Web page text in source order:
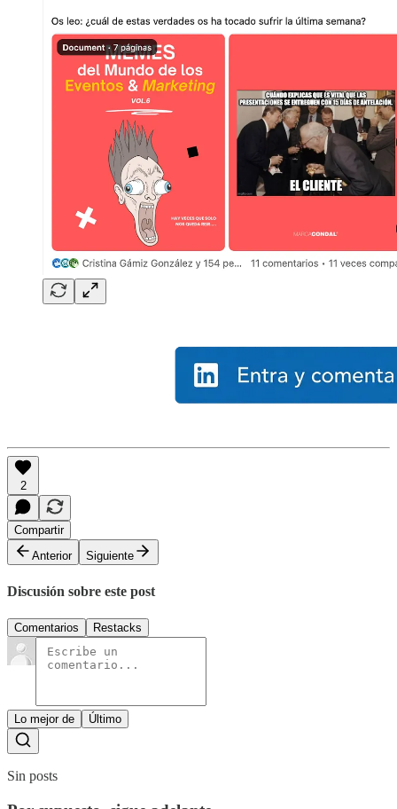
2
Compartir
Anterior
Siguiente
Discusión sobre este post
Comentarios Restacks
Lo mejor de Último
Sin posts